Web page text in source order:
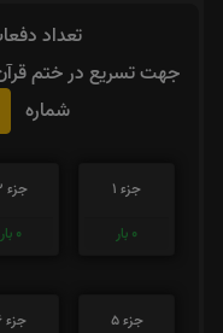
تعداد
جهت تسریع در ختم
شماره
جزء 1
0 بار
جزء 2
0 بار
جزء 5
جزء 6